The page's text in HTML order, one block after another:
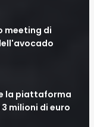
meeting di
la piattaforma
milioni di euro